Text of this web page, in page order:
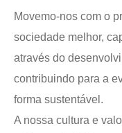
Movemo-nos com o
sociedade melhor,
através do
contribuindo para a
forma sustentável.
A nossa cultura e